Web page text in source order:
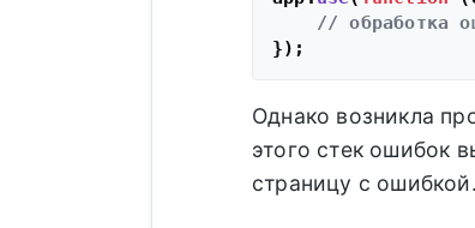
// обработка
Однако возникла
этого стек ошибок
страницу с ошибкой.